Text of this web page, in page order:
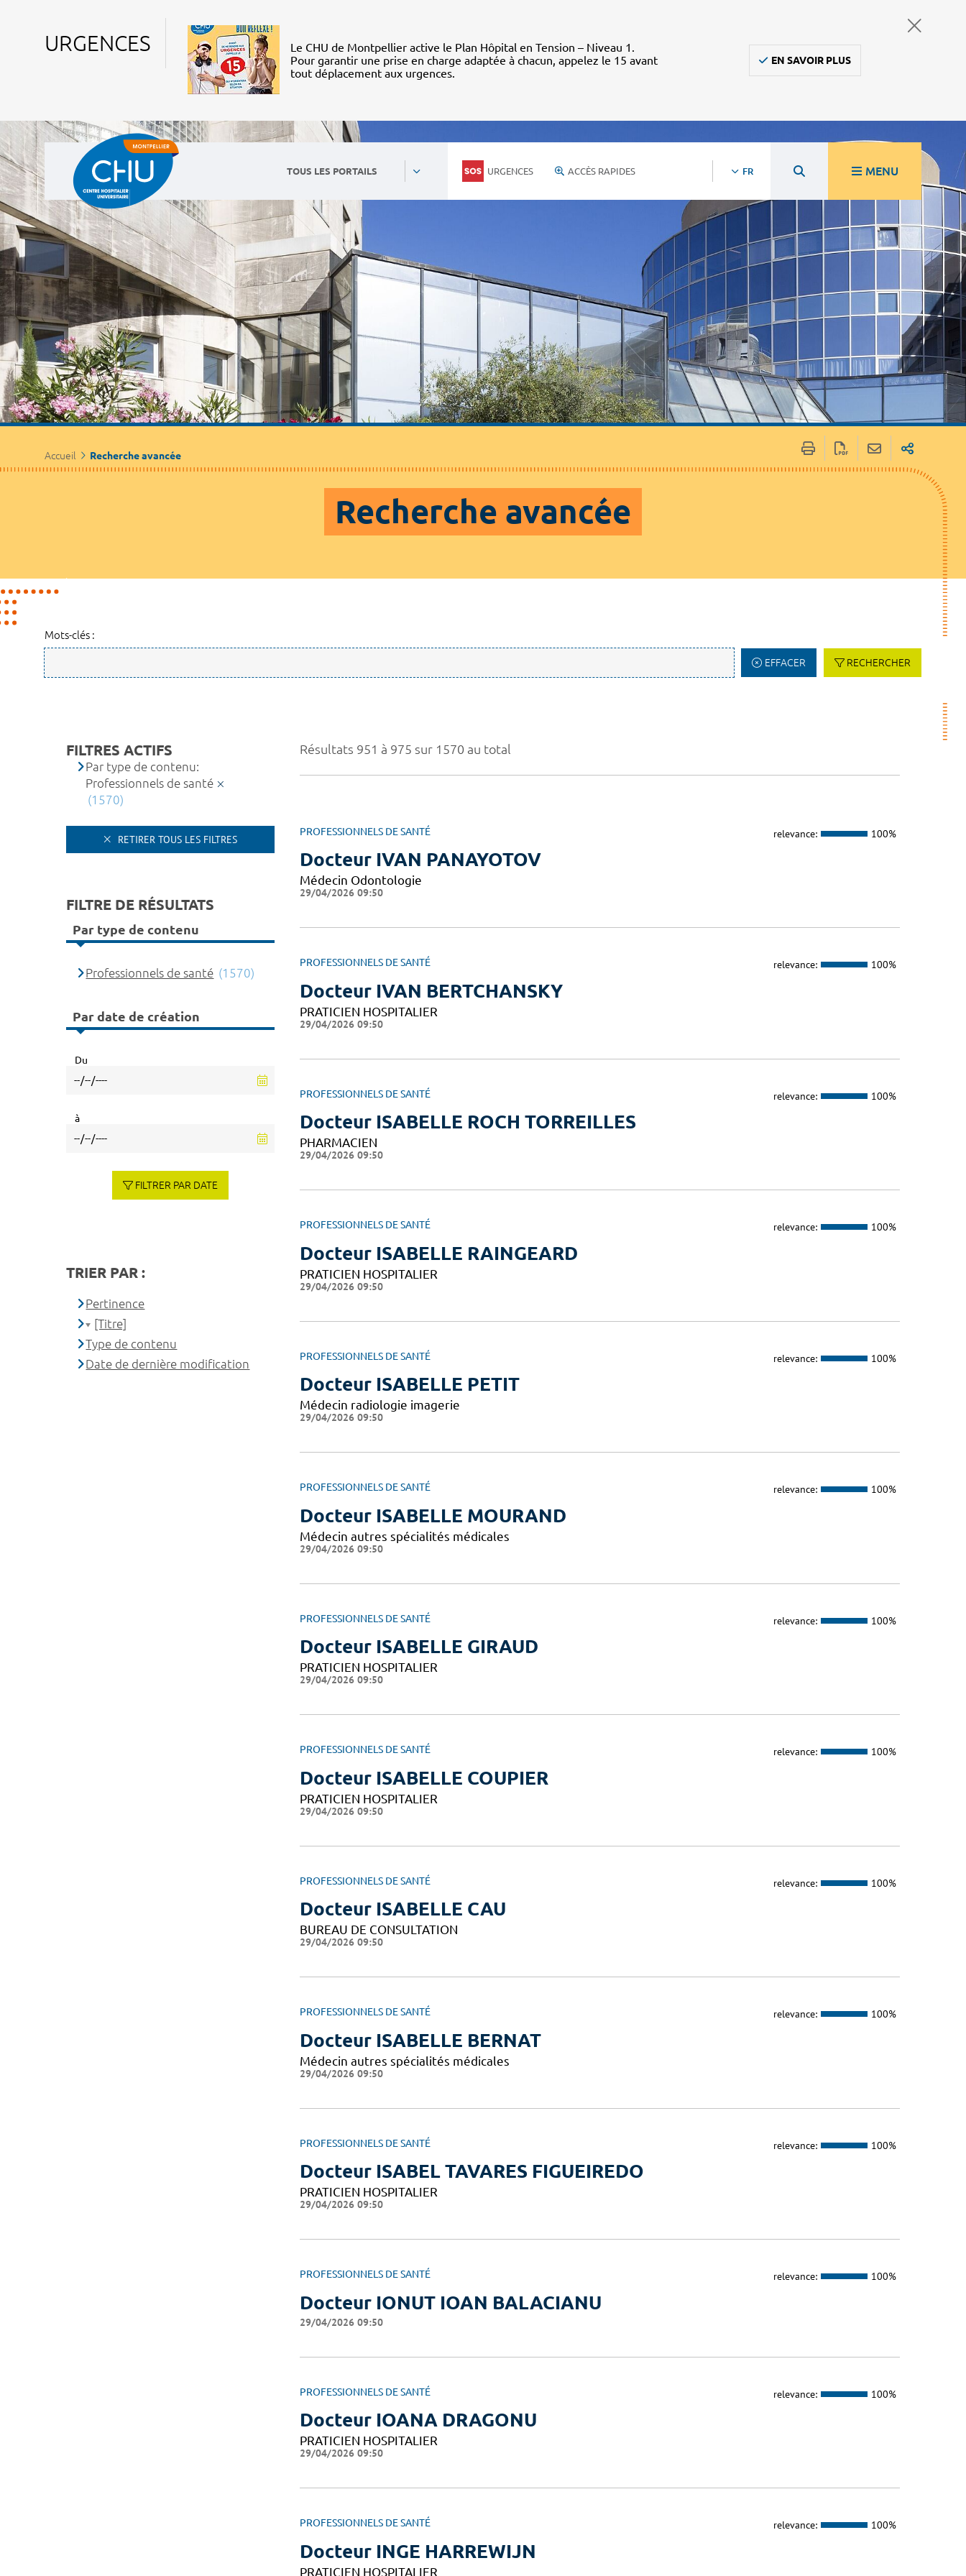
URGENCES
Le CHU de Montpellier active le Plan Hôpital en Tension – Niveau 1.
Pour garantir une prise en charge adaptée à chacun, appelez le 15 avant
tout déplacement aux urgences.
EN SAVOIR PLUS
TOUS LES PORTAILS URGENCES ACCÈS RAPIDES FR MENU
Accueil Recherche avancée
Recherche avancée
Mots-clés :
EFFACER RECHERCHER
Résultats 951 à 975 sur 1570 au total
PROFESSIONNELS DE SANTÉ relevance: 100%
Docteur IVAN PANAYOTOV
Médecin Odontologie
29/04/2026 09:50
PROFESSIONNELS DE SANTÉ relevance: 100%
Docteur IVAN BERTCHANSKY
PRATICIEN HOSPITALIER
29/04/2026 09:50
PROFESSIONNELS DE SANTÉ relevance: 100%
Docteur ISABELLE ROCH TORREILLES
PHARMACIEN
29/04/2026 09:50
PROFESSIONNELS DE SANTÉ relevance: 100%
Docteur ISABELLE RAINGEARD
PRATICIEN HOSPITALIER
29/04/2026 09:50
PROFESSIONNELS DE SANTÉ relevance: 100%
Docteur ISABELLE PETIT
Médecin radiologie imagerie
29/04/2026 09:50
PROFESSIONNELS DE SANTÉ relevance: 100%
Docteur ISABELLE MOURAND
Médecin autres spécialités médicales
29/04/2026 09:50
PROFESSIONNELS DE SANTÉ relevance: 100%
Docteur ISABELLE GIRAUD
PRATICIEN HOSPITALIER
29/04/2026 09:50
PROFESSIONNELS DE SANTÉ relevance: 100%
Docteur ISABELLE COUPIER
PRATICIEN HOSPITALIER
29/04/2026 09:50
PROFESSIONNELS DE SANTÉ relevance: 100%
Docteur ISABELLE CAU
BUREAU DE CONSULTATION
29/04/2026 09:50
PROFESSIONNELS DE SANTÉ relevance: 100%
Docteur ISABELLE BERNAT
Médecin autres spécialités médicales
29/04/2026 09:50
PROFESSIONNELS DE SANTÉ relevance: 100%
Docteur ISABEL TAVARES FIGUEIREDO
PRATICIEN HOSPITALIER
29/04/2026 09:50
PROFESSIONNELS DE SANTÉ relevance: 100%
Docteur IONUT IOAN BALACIANU
29/04/2026 09:50
PROFESSIONNELS DE SANTÉ relevance: 100%
Docteur IOANA DRAGONU
PRATICIEN HOSPITALIER
29/04/2026 09:50
PROFESSIONNELS DE SANTÉ relevance: 100%
Docteur INGE HARREWIJN
PRATICIEN HOSPITALIER
FILTRES ACTIFS
Par type de contenu:
Professionnels de santé
(1570)
RETIRER TOUS LES FILTRES
FILTRE DE RÉSULTATS
Par type de contenu
Professionnels de santé (1570)
Par date de création
Du
à
FILTRER PAR DATE
TRIER PAR :
Pertinence
[Titre]
Type de contenu
Date de dernière modification